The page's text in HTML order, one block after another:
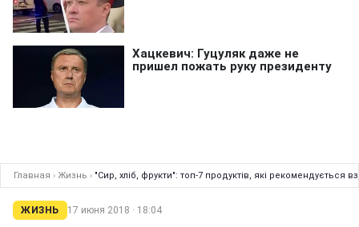
Главная › Жизнь › "Сир, хліб, фрукти": топ-7 продуктів, які рекомендується
ЖИЗНЬ 17 июня 2018 · 18:04